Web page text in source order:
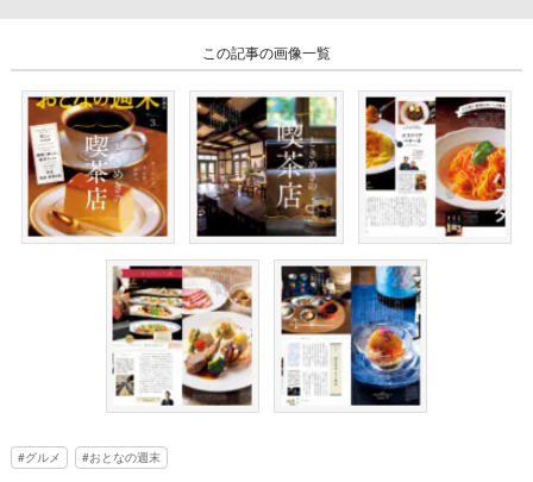
この記事の画像一覧
グルメ おとなの週末